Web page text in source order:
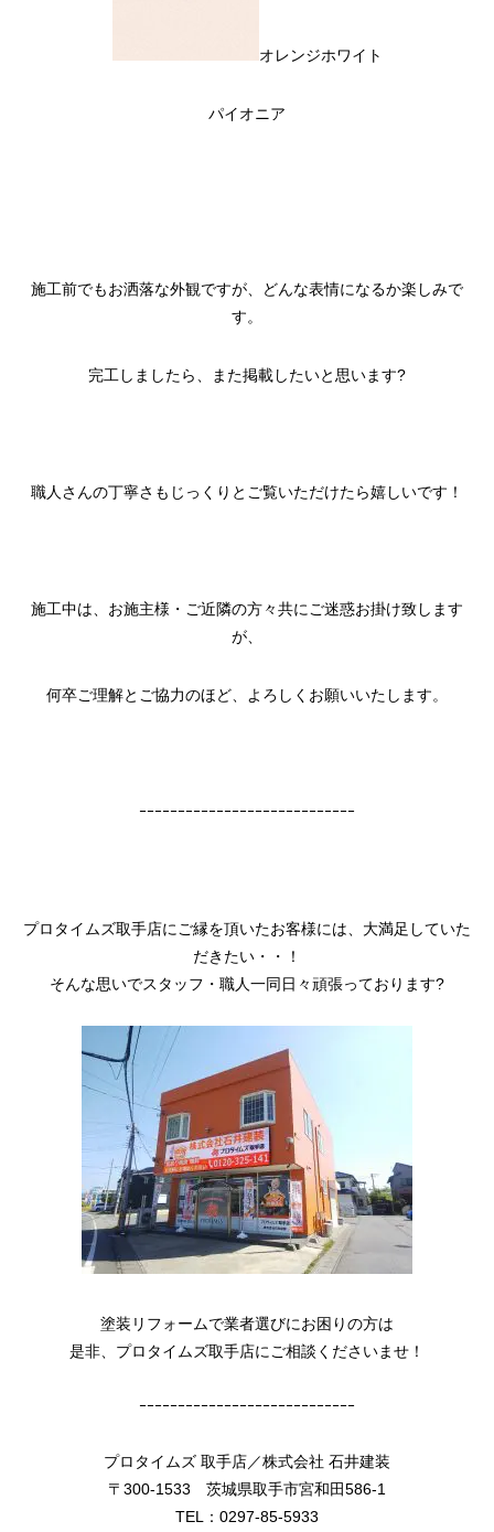
オレンジホワイト
パイオニア
施工前でもお洒落な外観ですが、どんな表情になるか楽しみで
す。
完工しましたら、また掲載したいと思います?
職人さんの丁寧さもじっくりとご覧いただけたら嬉しいです！
施工中は、お施主様・ご近隣の方々共にご迷惑お掛け致します
が、
何卒ご理解とご協力のほど、よろしくお願いいたします。
ｰｰｰｰｰｰｰｰｰｰｰｰｰｰｰｰｰｰｰｰｰｰｰｰｰｰｰｰ
プロタイムズ取手店にご縁を頂いたお客様には、大満足していた
だきたい・・！
そんな思いでスタッフ・職人一同日々頑張っております?
塗装リフォームで業者選びにお困りの方は
是非、プロタイムズ取手店にご相談くださいませ！
ｰｰｰｰｰｰｰｰｰｰｰｰｰｰｰｰｰｰｰｰｰｰｰｰｰｰｰｰ
プロタイムズ 取手店／株式会社 石井建装
〒300-1533 茨城県取手市宮和田586-1
TEL：0297-85-5933